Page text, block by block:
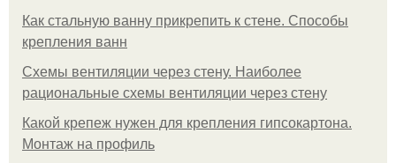
Как стальную ванну прикрепить к стене. Способы
крепления ванн
Схемы вентиляции через стену. Наиболее
рациональные схемы вентиляции через стену
Какой крепеж нужен для крепления гипсокартона.
Монтаж на профиль